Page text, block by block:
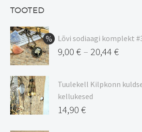
TOOTED
Lõvi sodiaagi komplekt
9,00 € – 20,44 €
9,00 €
kuni
20,44 €
Tuulekell Kilpkonn
kellukesed
14,90 €